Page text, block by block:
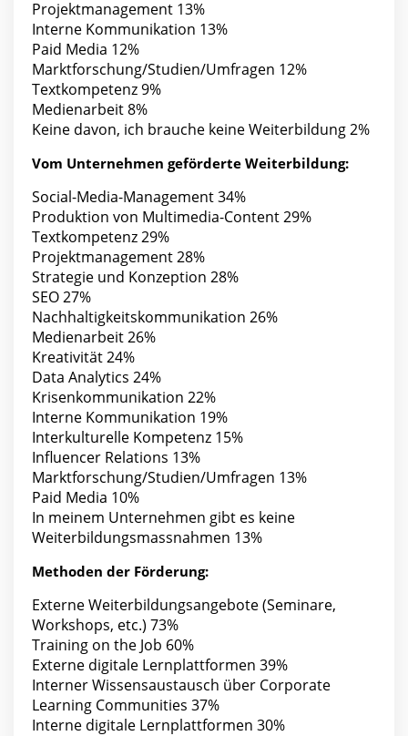
Projektmanagement 13%
Interne Kommunikation 13%
Paid Media 12%
Marktforschung/Studien/Umfragen 12%
Textkompetenz 9%
Medienarbeit 8%
Keine davon, ich brauche keine Weiterbildung 2%
Vom Unternehmen geförderte Weiterbildung:
Social-Media-Management 34%
Produktion von Multimedia-Content 29%
Textkompetenz 29%
Projektmanagement 28%
Strategie und Konzeption 28%
SEO 27%
Nachhaltigkeitskommunikation 26%
Medienarbeit 26%
Kreativität 24%
Data Analytics 24%
Krisenkommunikation 22%
Interne Kommunikation 19%
Interkulturelle Kompetenz 15%
Influencer Relations 13%
Marktforschung/Studien/Umfragen 13%
Paid Media 10%
In meinem Unternehmen gibt es keine
Weiterbildungsmassnahmen 13%
Methoden der Förderung:
Externe Weiterbildungsangebote (Seminare,
Workshops, etc.) 73%
Training on the Job 60%
Externe digitale Lernplattformen 39%
Interner Wissensaustausch über Corporate
Learning Communities 37%
Interne digitale Lernplattformen 30%